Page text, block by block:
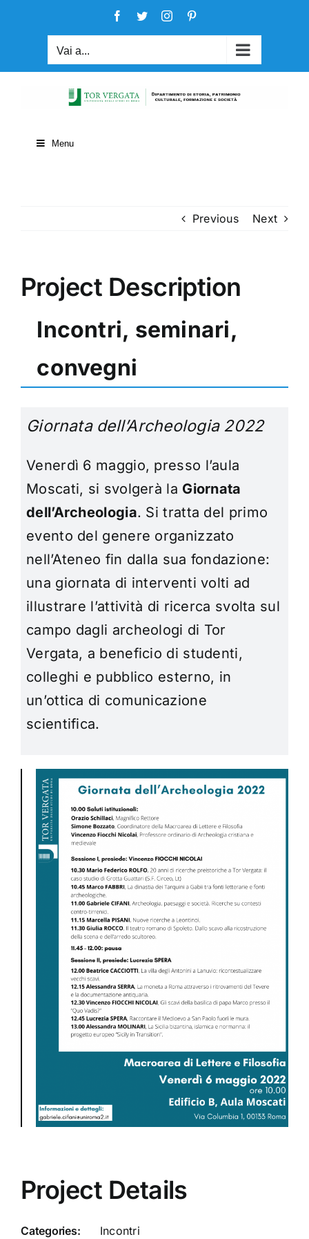
Facebook
TwitterInstagram
Vai a...
Menu
Previous Next
Project Description
Incontri, seminari,
convegni
Giornata dell’Archeologia 2022
Venerdì 6 maggio, presso l’aula
Moscati, si svolgerà la Giornata
dell’Archeologia. Si tratta del primo
evento del genere organizzato
nell’Ateneo fin dalla sua fondazione:
una giornata di interventi volti ad
illustrare l’attività di ricerca svolta sul
campo dagli archeologi di Tor
Vergata, a beneficio di studenti,
colleghi e pubblico esterno, in
un’ottica di comunicazione
scientifica.
Project Details
Categories: Incontri